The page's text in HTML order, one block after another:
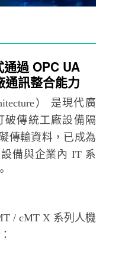
過 OPC UA
通訊整合能力
） 是現代廣
破傳統工廠設備隔
傳輸資料，已成為
備與企業內 IT 系
/ cMT X 系列人機
：